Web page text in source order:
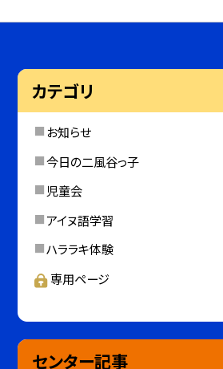
カテゴリ
お知らせ
今日の二風谷っ子
児童会
アイヌ語学習
ハララキ体験
専用ページ
センター記事